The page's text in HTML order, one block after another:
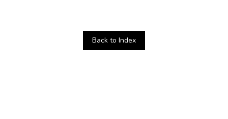
Back to Index